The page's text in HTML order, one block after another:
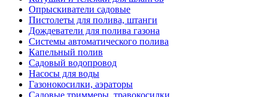
Опрыскиватели садовые
Пистолеты для полива, штанги
Дождеватели для полива газона
Системы автоматического полива
Капельный полив
Садовый водопровод
Насосы для воды
Газонокосилки, аэраторы
Садовые триммеры, травокосилки